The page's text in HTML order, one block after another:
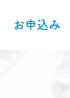
お申込み